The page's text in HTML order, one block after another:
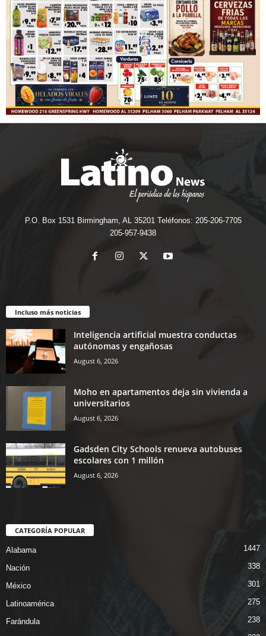
P.O. Box 1531 Birmingham, AL 35201 Teléfonos: 205-206-7705
205-957-9438
Incluso más noticias
Inteligencia artificial muestra conductas
autónomas y engañosas
August 6, 2026
Moho en apartamentos deja sin vivienda a
universitarios
August 6, 2026
Gadsden City Schools renueva autobuses
escolares con 1 millón
August 6, 2026
CATEGORÍA POPULAR
Alabama 1447
Nación 338
México 301
Latinoamérica 275
Farándula 238